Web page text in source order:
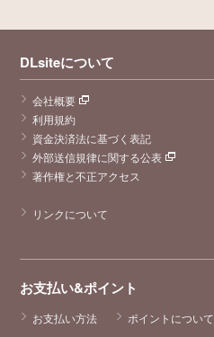
DLsiteについて
会社概要
利用規約
資金決済法に基づく表記
外部送信規律に関する公表
著作権と不正アクセス
リンクについて
お支払い&ポイント
お支払い方法 ポイントについて